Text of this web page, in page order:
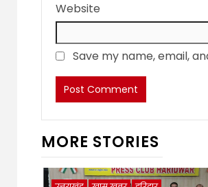
Website
Save my name, email,
MORE STORIES